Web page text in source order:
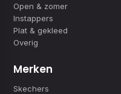
Open & zomer
Instappers
Plat & gekleed
Overig
Merken
Skechers